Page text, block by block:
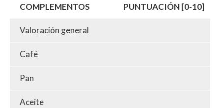
COMPLEMENTOS PUNTUACIÓN [0-10]
Valoración general
Café
Pan
Aceite